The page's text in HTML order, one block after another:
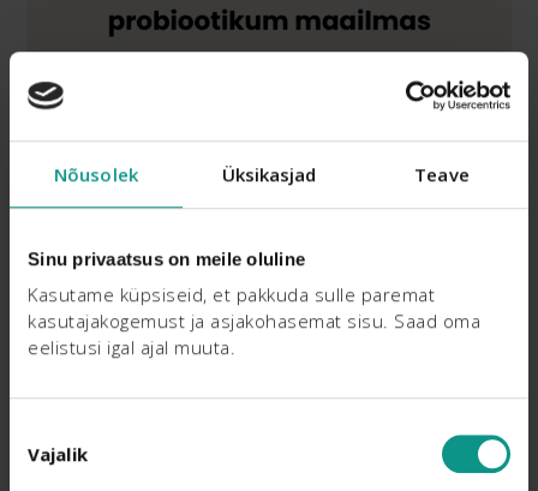
Nõusolek Üksikasjad Teave
Sinu privaatsus on meile oluline
Kasutame küpsiseid, et pakkuda sulle paremat
kasutajakogemust ja asjakohasemat sisu. Saad oma
eelistusi igal ajal muuta.
valik
Vajalik